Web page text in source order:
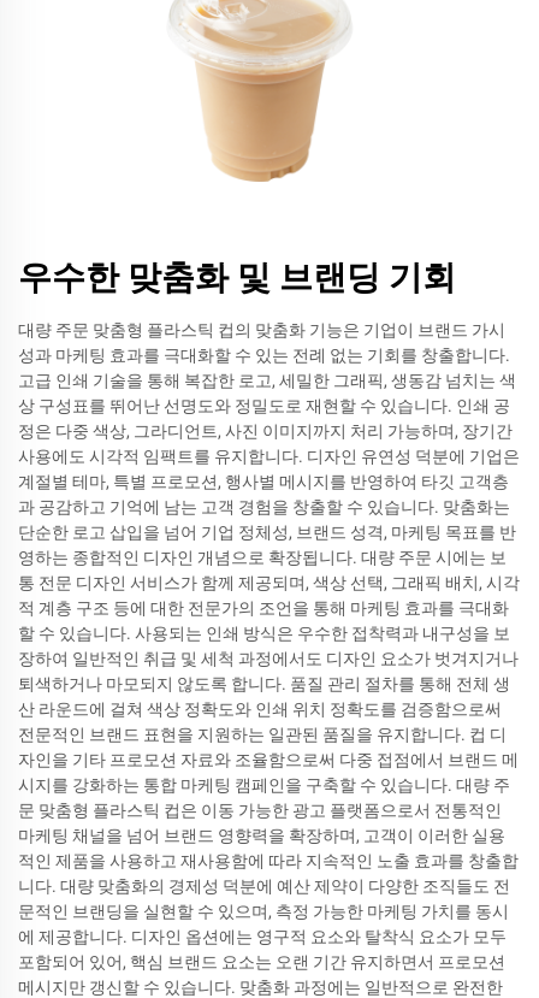
우수한 맞춤화 및 브랜딩 기회
대량 주문 맞춤형 플라스틱 컵의 맞춤화 기능은 기업이 브랜드 가시
성과 마케팅 효과를 극대화할 수 있는 전례 없는 기회를 창출합니다.
고급 인쇄 기술을 통해 복잡한 로고, 세밀한 그래픽, 생동감 넘치는 색
상 구성표를 뛰어난 선명도와 정밀도로 재현할 수 있습니다. 인쇄 공
정은 다중 색상, 그라디언트, 사진 이미지까지 처리 가능하며, 장기간
사용에도 시각적 임팩트를 유지합니다. 디자인 유연성 덕분에 기업은
계절별 테마, 특별 프로모션, 행사별 메시지를 반영하여 타깃 고객층
과 공감하고 기억에 남는 고객 경험을 창출할 수 있습니다. 맞춤화는
단순한 로고 삽입을 넘어 기업 정체성, 브랜드 성격, 마케팅 목표를 반
영하는 종합적인 디자인 개념으로 확장됩니다. 대량 주문 시에는 보
통 전문 디자인 서비스가 함께 제공되며, 색상 선택, 그래픽 배치, 시각
적 계층 구조 등에 대한 전문가의 조언을 통해 마케팅 효과를 극대화
할 수 있습니다. 사용되는 인쇄 방식은 우수한 접착력과 내구성을 보
장하여 일반적인 취급 및 세척 과정에서도 디자인 요소가 벗겨지거나
퇴색하거나 마모되지 않도록 합니다. 품질 관리 절차를 통해 전체 생
산 라운드에 걸쳐 색상 정확도와 인쇄 위치 정확도를 검증함으로써
전문적인 브랜드 표현을 지원하는 일관된 품질을 유지합니다. 컵 디
자인을 기타 프로모션 자료와 조율함으로써 다중 접점에서 브랜드 메
시지를 강화하는 통합 마케팅 캠페인을 구축할 수 있습니다. 대량 주
문 맞춤형 플라스틱 컵은 이동 가능한 광고 플랫폼으로서 전통적인
마케팅 채널을 넘어 브랜드 영향력을 확장하며, 고객이 이러한 실용
적인 제품을 사용하고 재사용함에 따라 지속적인 노출 효과를 창출합
니다. 대량 맞춤화의 경제성 덕분에 예산 제약이 다양한 조직들도 전
문적인 브랜딩을 실현할 수 있으며, 측정 가능한 마케팅 가치를 동시
에 제공합니다. 디자인 옵션에는 영구적 요소와 탈착식 요소가 모두
포함되어 있어, 핵심 브랜드 요소는 오랜 기간 유지하면서 프로모션
메시지만 갱신할 수 있습니다. 맞춤화 과정에는 일반적으로 완전한